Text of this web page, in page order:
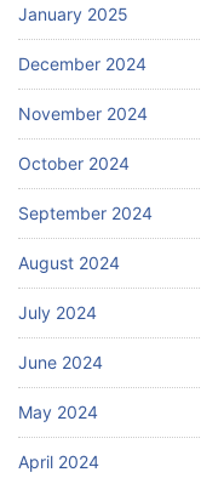
January 2025
December 2024
November 2024
October 2024
September 2024
August 2024
July 2024
June 2024
May 2024
April 2024